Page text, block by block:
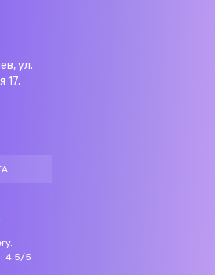
ул.
17,
.
4.5/5